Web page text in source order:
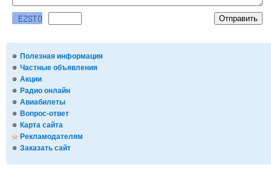
Полезная информация
Частные объявления
Акции
Радио онлайн
Авиабилеты
Вопрос-ответ
Карта сайта
Рекламодателям
Заказать сайт